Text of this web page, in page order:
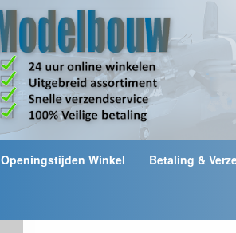
Openingstijden Winkel Betaling &